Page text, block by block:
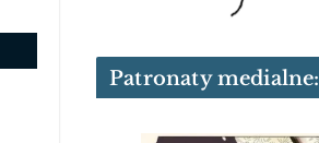
Patronaty medialne: